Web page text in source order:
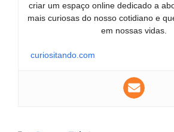
criar um espaço online dedicado a
mais curiosas do nosso cotidiano e
em nossas vidas.
curiositando.com